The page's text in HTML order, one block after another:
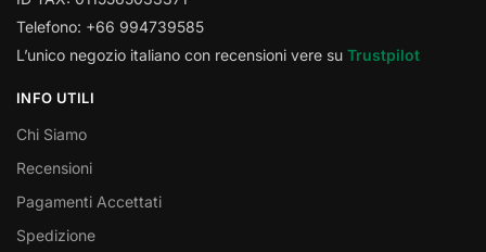
Telefono: +66 994739585
L’unico negozio italiano con recensioni vere su Trustpilot
INFO UTILI
Chi Siamo
Recensioni
Pagamenti Accettati
Spedizione